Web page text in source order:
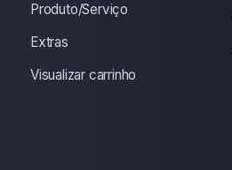
Produto/Serviço
Extras
Visualizar carrinho